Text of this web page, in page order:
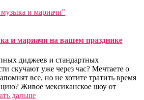
и мариачи на вашем празднике
диджеев и стандартных
скучают уже через час? Мечтаете о
все, но не хотите тратить время
Живое мексиканское шоу от
дальше